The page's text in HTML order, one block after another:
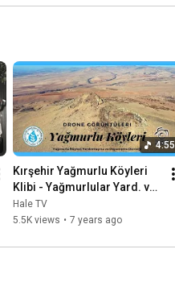
4:55
Kırşehir Yağmurlu Köyleri
Klibi - Yağmurlular Yard. ve
Day. Derneği (Drone
Çekimleri)
Hale TV
5.5K views • 7 years ago